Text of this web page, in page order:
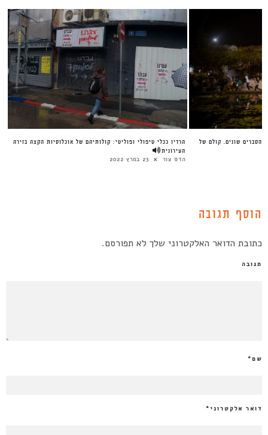
הרדיו ככלי טיפולי ופוליטי: קולותיהם של אוכלוסיות הקצה בזירה
העירונית
הדס צור 23 במרץ 2022
הסברים שונים. קולם של
הוסף תגובה
כתובת הדואר האלקטרוני שלך לא תפורסם.
תגובה
שם*
דואר אלקטרוני *